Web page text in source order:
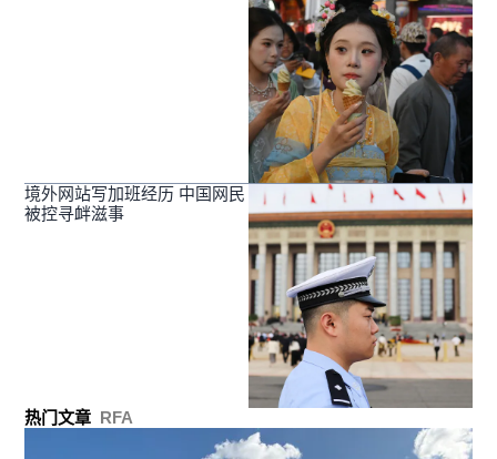
境外网站写加班经历 中国网民
被控寻衅滋事
热门文章 RFA